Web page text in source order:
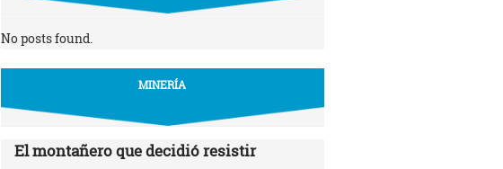
No posts found.
MINERÍA
El montañero que decidió resistir